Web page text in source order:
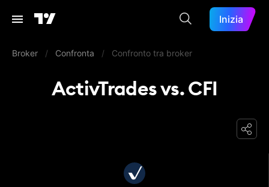
Inizia
Broker / Confronta / Confronto tra broker
ActivTrades vs. CFI